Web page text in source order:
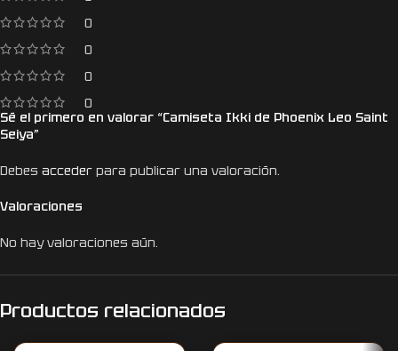
0
0
0
0
Valoraciones
No hay valoraciones aún.
Sé el primero en valorar “Camiseta Ikki de Phoenix Leo Saint
Seiya”
Debes acceder para publicar una valoración.
Productos relacionados